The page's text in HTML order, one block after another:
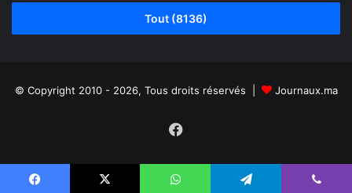
Tout (8136)
© Copyright 2010 - 2026, Tous droits réservés | Journaux.ma
Facebook